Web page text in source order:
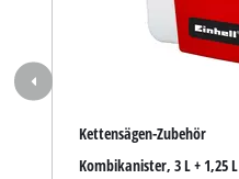
Kettensägen-Zubehör
Kombikanister, 3 L + 1,25 L